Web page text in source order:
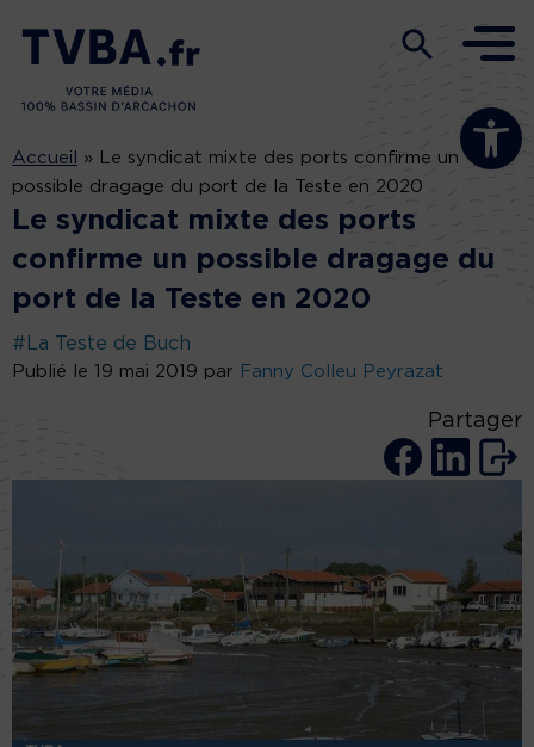
Ouvrir la
Accueil »
Le syndicat mixte des ports confirme un
possible dragage du port de la Teste en 2020
Le syndicat mixte des ports
confirme un possible dragage du
port de la Teste en 2020
#La Teste de Buch
Publié le 19 mai 2019 par Fanny Colleu Peyrazat
Partager